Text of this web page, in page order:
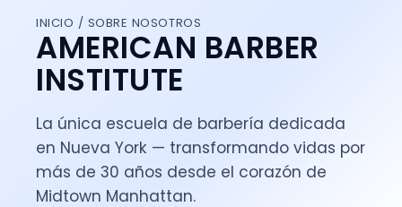
INICIO / SOBRE NOSOTROS
AMERICAN BARBER
INSTITUTE
La única escuela de barbería dedicada
en Nueva York — transformando vidas por
más de 30 años desde el corazón de
Midtown Manhattan.